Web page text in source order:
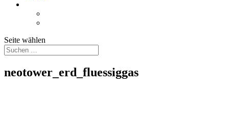
Seite wählen
neotower_erd_fluessiggas